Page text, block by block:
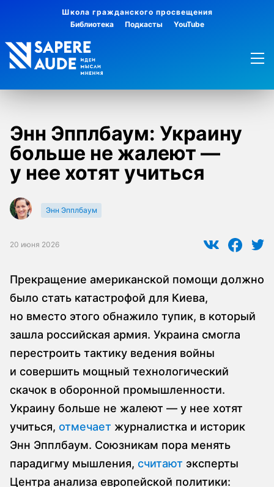
Школа гражданского просвещения
Библиотека
Подкасты YouTube
Энн Эпплбаум: Украину
больше не жалеют —
у нее хотят учиться
Энн Эпплбаум
20 июня 2026
Прекращение американской помощи должно
было стать катастрофой для Киева,
но вместо этого обнажило тупик, в который
зашла российская армия. Украина смогла
перестроить тактику ведения войны
и совершить мощный технологический
скачок в оборонной промышленности.
Украину больше не жалеют — у нее хотят
учиться, отмечает журналистка и историк
Энн Эпплбаум. Союзникам пора менять
парадигму мышления, считают эксперты
Центра анализа европейской политики: